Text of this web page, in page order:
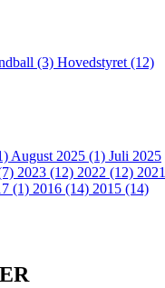
(3) Hovedstyret (12)
August 2025 (1) Juli 2025
2023 (12) 2022 (12) 2021
(1) 2016 (14) 2015 (14)